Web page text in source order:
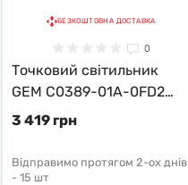
БЕЗКОШТОВНА ДОСТАВКА
0
Точковий світильник
GEM C0389-01A-0FD2
Zuma Line
3 419 грн
Відправимо протягом 2-ох днів
- 15 шт